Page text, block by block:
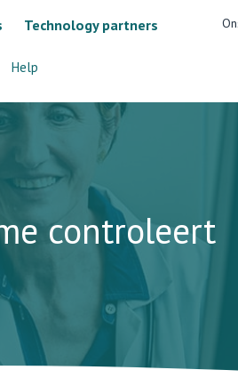
Help
Technology partners
controleert